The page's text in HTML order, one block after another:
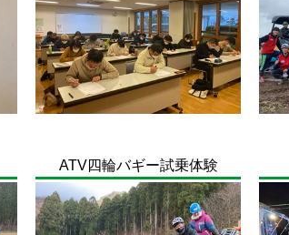
ATV四輪バギー試乗体験